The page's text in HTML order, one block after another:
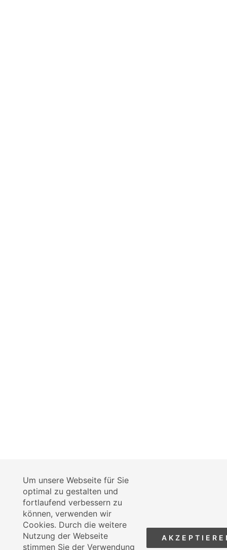
Um unsere Webseite für Sie
optimal zu gestalten und
fortlaufend verbessern zu
können, verwenden wir
Cookies. Durch die weitere
Nutzung der Webseite
stimmen Sie der Verwendung